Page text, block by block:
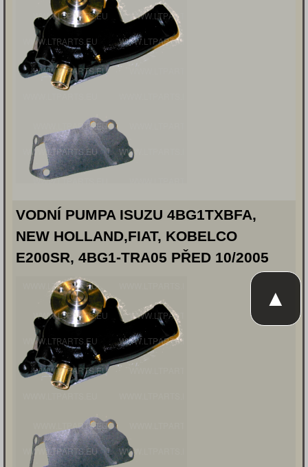
VODNÍ PUMPA ISUZU 4BG1TXBFA,
NEW HOLLAND,FIAT, KOBELCO
E200SR, 4BG1-TRA05 PŘED 10/2005
▲